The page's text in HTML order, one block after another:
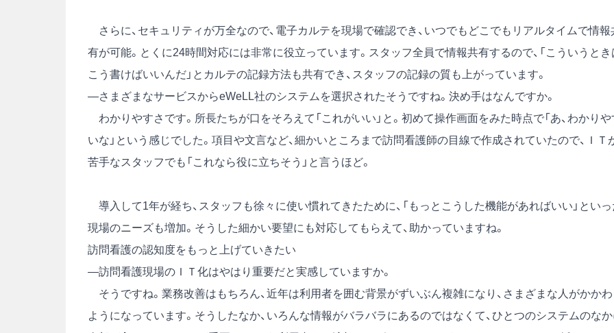
さらに、セキュリティが万全なので、電子カルテを現場で確認でき、いつでもどこでもリアルタイムで情報
有が可能。とくに24時間対応には非常に役立っています。スタッフ全員で情報共有するので、「こういうとき
こう書けばいいんだ」とカルテの記録方法も共有でき、スタッフの記録の質も上がっています。
―さまざまなサービスからeWeLL社のシステムを選択されたそうですね。決め手はなんですか。
わかりやすさです。所長たちが口をそろえて「これがいい」と。初めて操作画面をみた時点で「あ、わかりや
いな」という感じでした。項目や文言など、細かいところまで訪問看護師の目線で作成されていたので、ＩＴ
苦手なスタッフでも「これなら役に立ちそう」と言うほど。
導入して1年が経ち、スタッフも徐々に使い慣れてきたために、「もっとこうした機能があればいい」とい
現場のニーズも増加。そうした細かい要望にも対応してもらえて、助かっていますね。
訪問看護の認知度をもっと上げていきたい
―訪問看護現場のＩＴ化はやはり重要だと実感していますか。
そうですね。業務改善はもちろん、近年は利用者を囲む背景がずいぶん複雑になり、さまざまな人がかか
ようになっています。そうしたなか、いろんな情報がバラバラにあるのではなくて、ひとつのシステムのな